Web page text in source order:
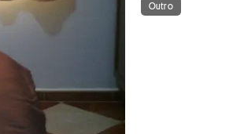
Outro